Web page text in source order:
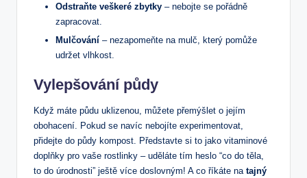
Odstraňte veškeré zbytky – nebojte se pořádně
zapracovat.
Mulčování – nezapomeňte na mulč, který pomůže
udržet vlhkost.
Vylepšování půdy
Když máte půdu uklizenou, můžete přemýšlet o jejím
obohacení. Pokud se navíc nebojíte experimentovat,
přidejte do půdy kompost. Představte si to jako vitaminové
doplňky pro vaše rostlinky – uděláte tím heslo “co do těla,
to do úrodnosti” ještě více doslovným! A co říkáte na tajný